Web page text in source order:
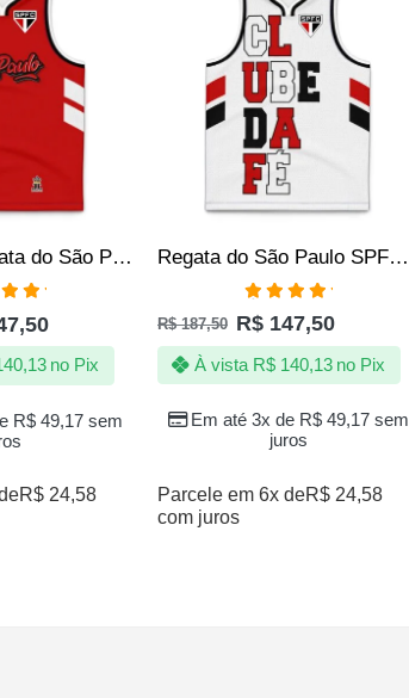
Camiseta Regata do São Paulo SPFC Quebrada Jotaz Oficial
5
R$ 49,17 sem
no Pix
R$ 24,58
Regata do São Paulo SPFC Clube da Fé Quebrada Jotaz Oficial
Avaliação
5.00de 5
R$187,50 R$ 147,50
Em até 3x de R$ 49,17 sem
juros
À vista R$140,13 no Pix
Parcele em 6x deR$ 24,58
com juros